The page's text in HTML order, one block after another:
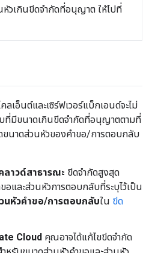
หัวเกินขีดจำกัดที่อนุญาต ให้ไปที่
เอ็นต์และเซิร์ฟเวอร์แบ็กเอนด์จะไม่
ที่มีขนาดเกินขีดจำกัดที่อนุญาตตามที่
ขนาดส่วนหัวของคำขอ/การตอบกลับ
ลาวด์สาธารณะ ขีดจำกัดสูงสุด
อและส่วนหัวการตอบกลับที่ระบุไว้เป็น
นหัวคำขอ/การตอบกลับใน ขีด
Cloud คุณอาจได้แก้ไขขีดจำกัด